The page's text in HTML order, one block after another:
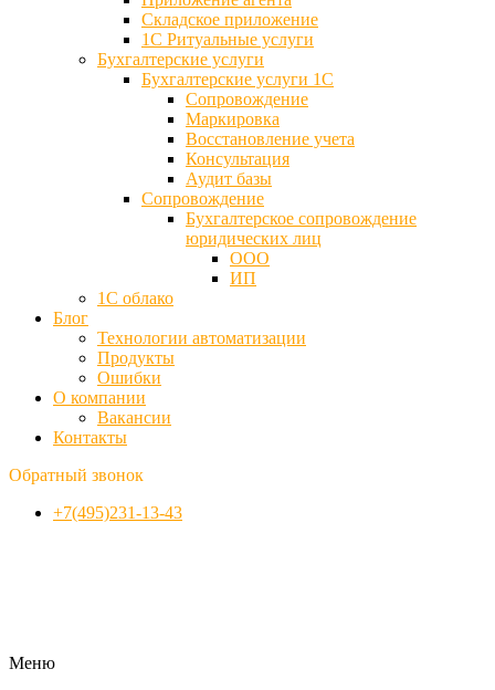
Складское приложение
1С Ритуальные услуги
Бухгалтерские услуги
Бухгалтерские услуги 1С
Сопровождение
Маркировка
Восстановление учета
Консультация
Аудит базы
Cопровождение
Бухгалтерское сопровождение
юридических лиц
ООО
ИП
1С облако
Блог
Технологии автоматизации
Продукты
Ошибки
О компании
Вакансии
Контакты
Обратный звонок
+7(495)231-13-43
Меню